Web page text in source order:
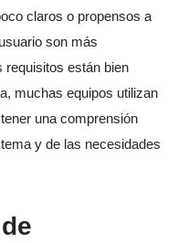
claros o propensos a
son más
requisitos están bien
muchas equipos utilizan
una comprensión
y de las necesidades